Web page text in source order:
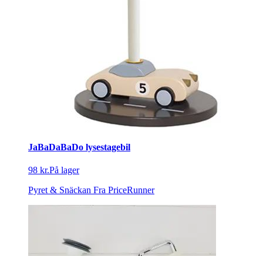
JaBaDaBaDo lysestagebil
98 kr.På lager
Pyret & Snäckan Fra PriceRunner